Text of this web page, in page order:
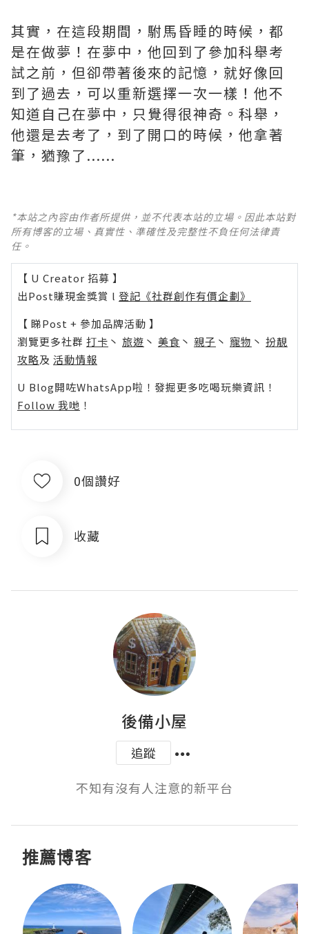
其實，在這段期間，駙馬昏睡的時候，都
是在做夢！在夢中，他回到了參加科舉考
試之前，但卻帶著後來的記憶，就好像回
到了過去，可以重新選擇一次一樣！他不
知道自己在夢中，只覺得很神奇。科舉，
他還是去考了，到了開口的時候，他拿著
筆，猶豫了......
*本站之內容由作者所提供，並不代表本站的立場。因此本站對
所有博客的立場、真實性、準確性及完整性不負任何法律責
任。
【 U Creator 招募 】
出Post賺現金獎賞 l 登記《社群創作有價企劃》
【 睇Post + 參加品牌活動 】
瀏覽更多社群 打卡 丶 旅遊 丶 美食 丶 親子 丶 寵物 丶 扮靚
攻略及 活動情報
U Blog開咗WhatsApp啦！發掘更多吃喝玩樂資訊！
Follow 我哋 ！
0個讚好
收藏
後備小屋
追蹤
不知有沒有人注意的新平台
推薦博客